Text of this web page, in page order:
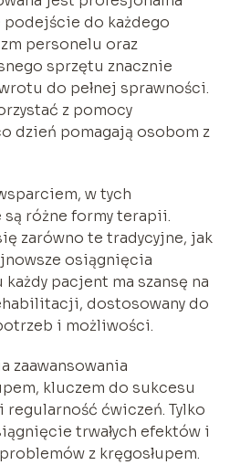
do każdego
personelu oraz
sprzętu znacznie
do pełnej sprawności.
z pomocy
dzień pomagają osobom z
w tych
różne formy terapii.
zarówno te tradycyjne, jak
osiągnięcia
pacjent ma szansę na
dostosowany do
i możliwości.
zaawansowania
kluczem do sukcesu
ćwiczeń. Tylko
trwałych efektów i
z kręgosłupem.